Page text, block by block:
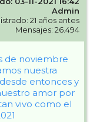
Admin
21 años antes
Mensajes: 26.494
de noviembre
nuestra
entonces y
amor por
vivo como el